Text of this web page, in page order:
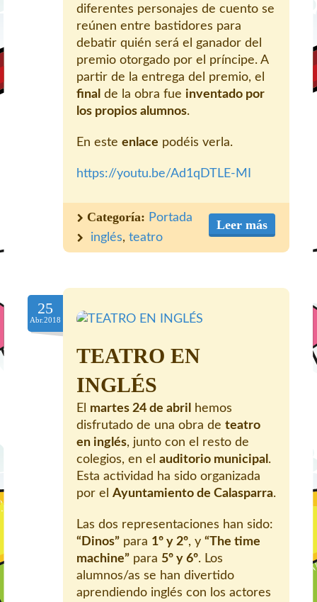
diferentes personajes de cuento se
reúnen entre bastidores para
debatir quién será el ganador del
premio otorgado por el príncipe. A
partir de la entrega del premio, el
final de la obra fue inventado por
los propios alumnos.
En este enlace podéis verla.
https://youtu.be/Ad1qDTLE-MI
Leer más
Categoría: Portada
inglés, teatro
25
Abr.2018
TEATRO EN
INGLÉS
El martes 24 de abril
hemos
disfrutado de una obra de teatro
en inglés, junto con el resto de
colegios, en el auditorio municipal .
Esta actividad ha sido organizada
por el Ayuntamiento de Calasparra.
Las dos representaciones han sido:
“Dinos” para 1º y 2º, y “The time
machine” para 5º y 6º. Los
alumnos/as se han divertido
aprendiendo inglés con los actores